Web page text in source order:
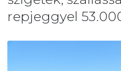
repjeggyel